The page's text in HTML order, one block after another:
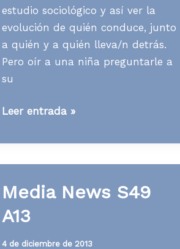
estudio sociológico y así ver la
evolución de quién conduce, junto
a quién y a quién lleva/n detrás.
Pero oír a una niña preguntarle a
su
Media
S07
A15
Leer entrada »
Media News S49
A13
4 de diciembre de 2013